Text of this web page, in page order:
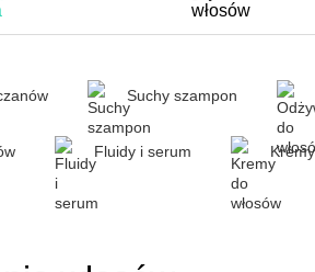
włosów
Suchy szampon
Fluidy i serum